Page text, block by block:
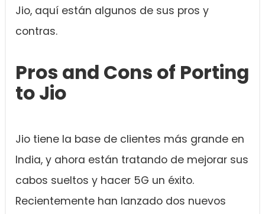
Jio, aquí están algunos de sus pros y
contras.
Pros and Cons of Porting
to Jio
Jio tiene la base de clientes más grande en
India, y ahora están tratando de mejorar sus
cabos sueltos y hacer 5G un éxito.
Recientemente han lanzado dos nuevos